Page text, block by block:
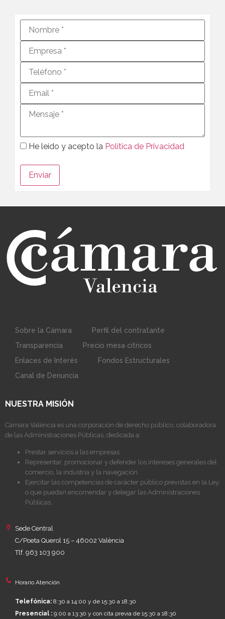
He leído y acepto la Política de Privacidad
Sobre la Cámara
Perfil del contratante
Transparencia
Precio mesa citricos
Enlaces de Interés
Fondos Estructurales
Canal de Denuncia
NUESTRA MISIÓN
Cámara València es una corporación de derecho público, colaboradora
de las Administraciones Públicas, dedicada a:
Prestar servicios a las empresas.
Representar, promocionar y defender los intereses generales del
comercio, la industria y la navegación.
Ejercitar las competencias de carácter público previstas en la Ley,
o que puedan encomendar y delegar las Administraciones
Públicas.
Sede Central
C/Poeta Querol 15 – 46002 València
Tlf. 963 103 900
Horario Atención
Telefónica: 8:30 a 14:00 y de 15:30 a 18:30
Presencial : 9:00 a 13:30 y con cita previa de 15:30 a 18:30